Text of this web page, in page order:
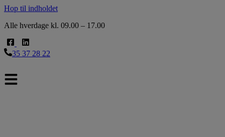
Hop til indholdet
Alle hverdage kl. 09.00 – 17.00
35 37 28 22